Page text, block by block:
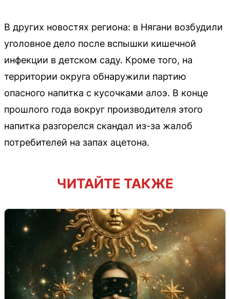
В других новостях региона: в Нягани возбудили
уголовное дело после вспышки кишечной
инфекции в детском саду. Кроме того, на
территории округа обнаружили партию
опасного напитка с кусочками алоэ. В конце
прошлого года вокруг производителя этого
напитка разгорелся скандал из-за жалоб
потребителей на запах ацетона.
ЧИТАЙТЕ ТАКЖЕ